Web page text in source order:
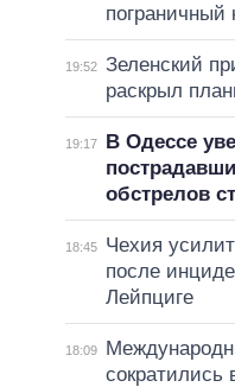
пограничный
19:52 Зеленский
раскрыл
19:17
В Одессе
обстрелов
18:45
Чехия
после
Лейпциге
18:09
сократились